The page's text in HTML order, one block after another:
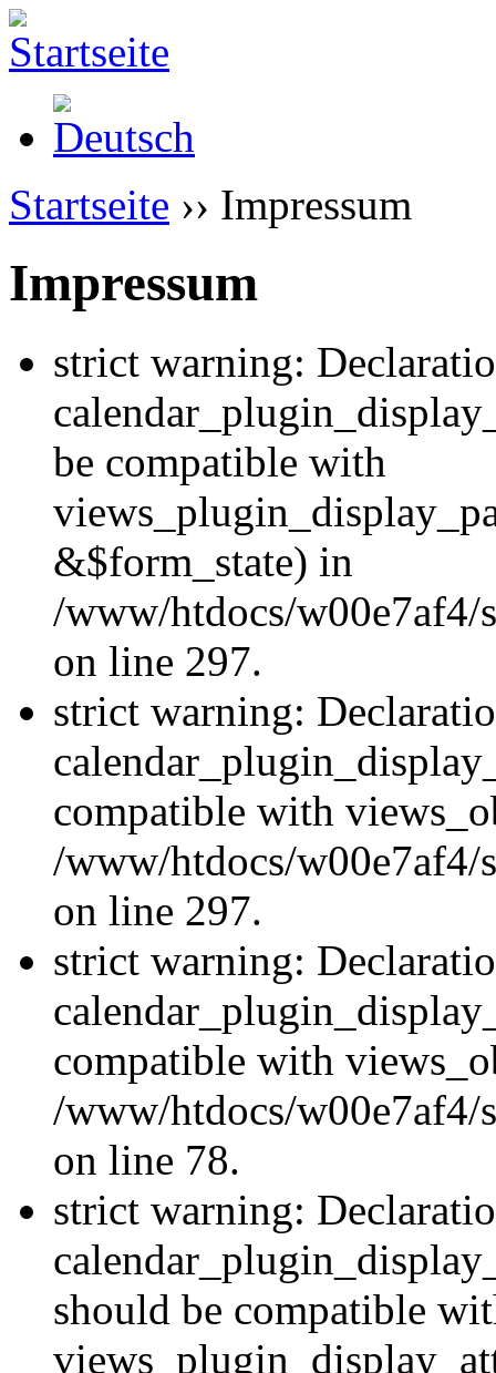
Startseite ›› Impressum
Impressum
strict warning:
be compatible with
&$form_state) in
/www/htdocs/w00e7af4/
on line 297.
strict warning:
compatible with
/www/htdocs/w00e7af4/
on line 297.
strict warning:
compatible with
/www/htdocs/w00e7af4/
on line 78.
strict warning:
should be compatible